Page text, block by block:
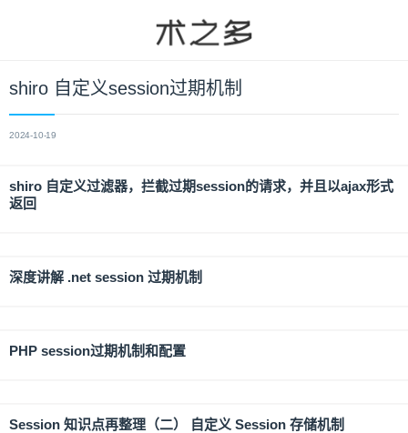
shiro 自定义session过期机制
2024-10-19
shiro 自定义过滤器，拦截过期session的请求，并且以ajax形式
返回
深度讲解 .net session 过期机制
PHP session过期机制和配置
Session 知识点再整理（二） 自定义 Session 存储机制